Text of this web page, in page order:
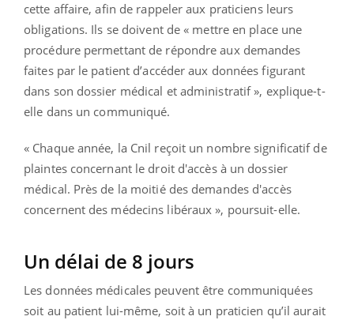
cette affaire, afin de rappeler aux praticiens leurs
obligations. Ils se doivent de « mettre en place une
procédure permettant de répondre aux demandes
faites par le patient d’accéder aux données figurant
dans son dossier médical et administratif », explique-t-
elle dans un communiqué.
« Chaque année, la Cnil reçoit un nombre significatif de
plaintes concernant le droit d'accès à un dossier
médical. Près de la moitié des demandes d'accès
concernent des médecins libéraux », poursuit-elle.
Un délai de 8 jours
Les données médicales peuvent être communiquées
soit au patient lui-même, soit à un praticien qu’il aurait